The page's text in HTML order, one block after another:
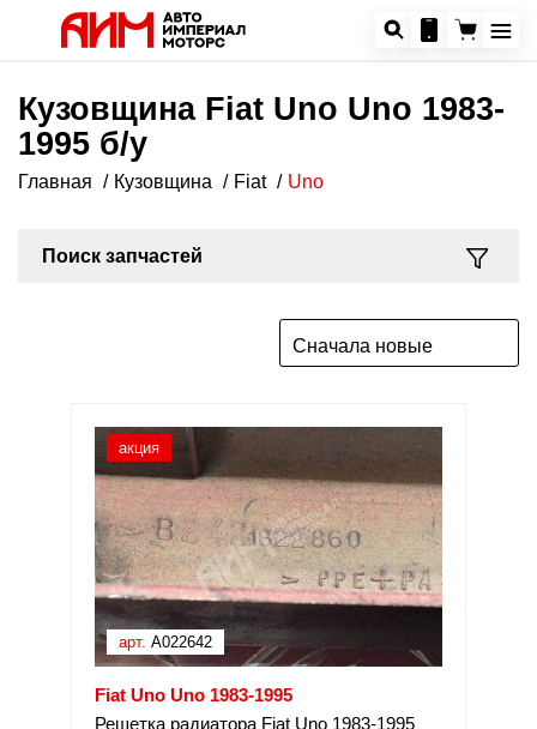
Кузовщина Fiat Uno Uno 1983-
1995 б/у
Главная Кузовщина Fiat Uno
Поиск запчастей
Сначала новые
акция
арт. A022642
Fiat Uno Uno 1983-1995
Решетка радиатора Fiat Uno 1983-1995